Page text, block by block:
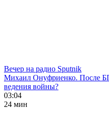
Вечер на радио Sputnik
Михаил Онуфриенко. После
ведения войны?
03:04
24 мин